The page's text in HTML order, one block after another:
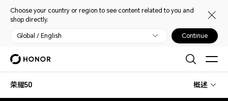
Choose your country or region to see content related to you and
shop directly.
Global / English Continue
荣耀50 概述